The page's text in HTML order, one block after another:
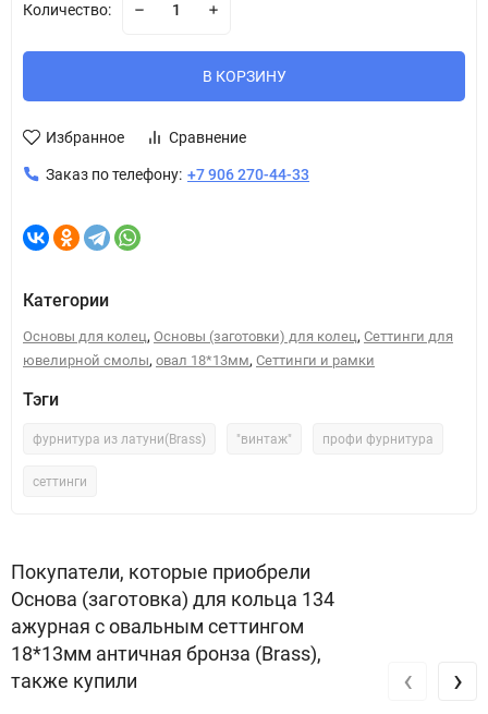
Количество:
В КОРЗИНУ
Избранное Сравнение
Заказ по телефону: +7 906 270-44-33
Категории
Основы для колец, Основы (заготовки) для колец, Сеттинги для
ювелирной смолы, овал 18*13мм, Сеттинги и рамки
Тэги
фурнитура из латуни(Brass) "винтаж" профи фурнитура
сеттинги
Покупатели, которые приобрели
Основа (заготовка) для кольца 134
ажурная с овальным сеттингом
18*13мм античная бронза (Brass),
также купили
‹ ›